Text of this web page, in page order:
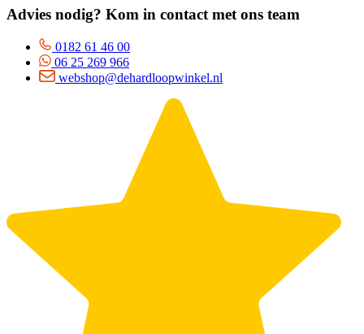
Advies nodig? Kom in contact met ons team
0182 61 46 00
06 25 269 966
webshop@dehardloopwinkel.nl